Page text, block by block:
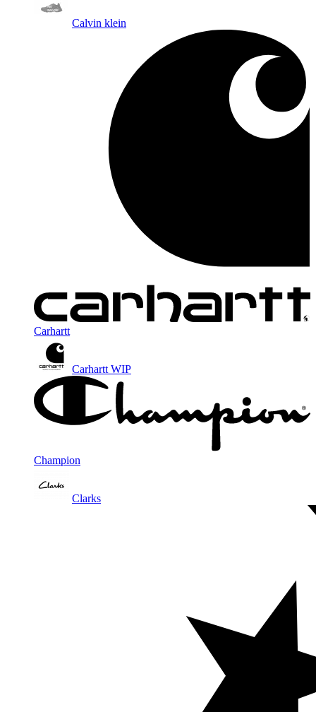
Calvin klein
Carhartt
Carhartt WIP
Champion
Clarks